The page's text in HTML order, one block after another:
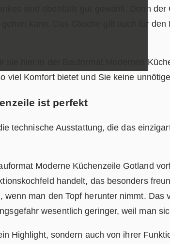
sind ebenfalls gut gewählt. Denn
kann. Das Gleiche gilt auch für
sie hier in der Bauformat Modernen
viel Komfort bietet und Sie keine
ist perfekt
technische Ausstattung, die das
Moderne Küchenzeile Gotland
handelt, das besonders
man den Topf herunter nimmt.
wesentlich geringer, weil man
Highlight, sondern auch von ihrer